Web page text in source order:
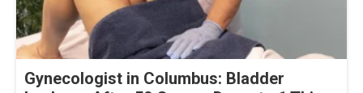
Gynecologist in Columbus: Bladder